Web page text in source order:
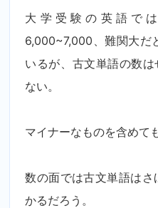
大学受験の英語で
6,000~7,000、難関大だ
いるが、古文単語の数
ない。
マイナーなものを含めて
数の面では古文単語は
かるだろう。